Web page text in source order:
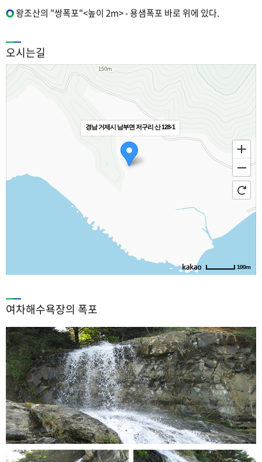
왕조산의 "쌍폭포"<높이 2m> - 용샘폭포 바로 위에 있다.
오시는길
경남 거제시 남부면 저구리 산 128-1
100m
여차해수욕장의 폭포